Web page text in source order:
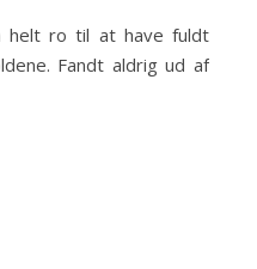
helt ro til at have fuldt
Fandt aldrig ud af